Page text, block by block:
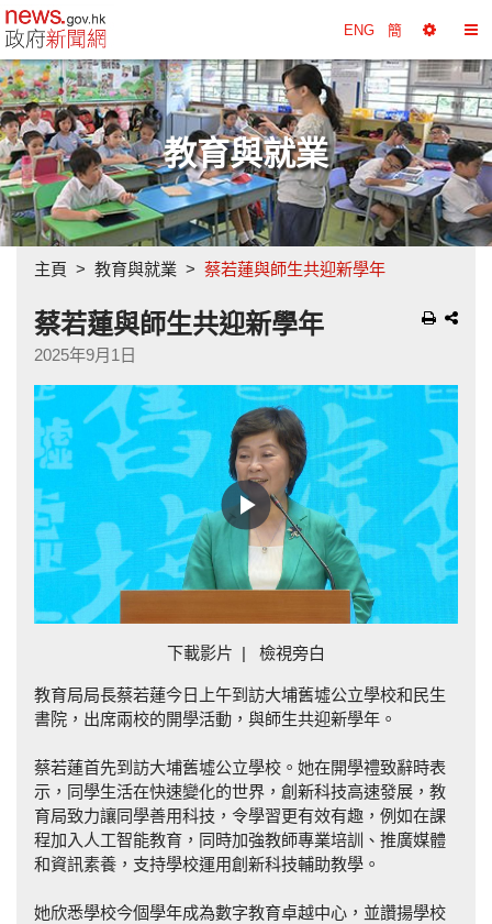
政府新聞網主頁 ENG 簡
擇
工
具
換
目
錄
教育與就業
主頁 教育與就業 蔡若蓮與師生共迎新學年
蔡若蓮與師生共迎新學年
2025年9月1日
Play
Video
下載影片 | 檢視旁白
教育局局長蔡若蓮今日上午到訪大埔舊墟公立學校和民生
書院，出席兩校的開學活動，與師生共迎新學年。
蔡若蓮首先到訪大埔舊墟公立學校。她在開學禮致辭時表
示，同學生活在快速變化的世界，創新科技高速發展，教
育局致力讓同學善用科技，令學習更有效有趣，例如在課
程加入人工智能教育，同時加強教師專業培訓、推廣媒體
和資訊素養，支持學校運用創新科技輔助教學。
她欣悉學校今個學年成為數字教育卓越中心，並讚揚學校